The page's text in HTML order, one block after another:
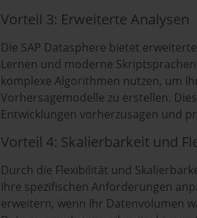
Vorteil 3: Erweiterte Analysen
Die SAP Datasphere bietet
Lernen und moderne
komplexe Algorithmen nutzen, um
Vorhersagemodelle zu erstellen.
Entwicklungen vorherzusagen und
Vorteil 4: Skalierbarkeit und
Durch die Flexibilität und
Ihre spezifischen Anforderungen
erweitern, wenn Ihr Datenvolumen